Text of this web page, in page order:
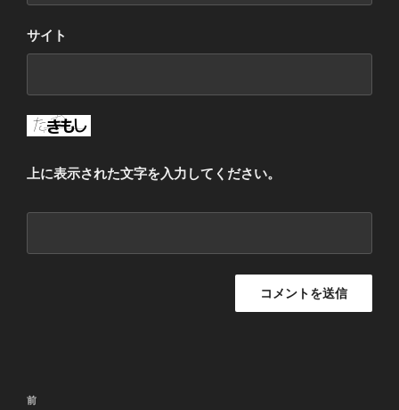
サイト
上に表示された文字を入力してください。
投
過
前